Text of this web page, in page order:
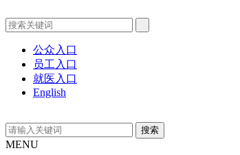
公众入口
员工入口
就医入口
English
MENU